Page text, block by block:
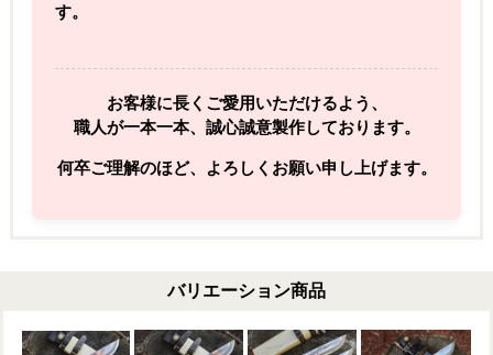
す。
お客様に長くご愛用いただけるよう、
職人が一本一本、誠心誠意製作しております。
何卒ご理解のほど、よろしくお願い申し上げます。
バリエーション商品